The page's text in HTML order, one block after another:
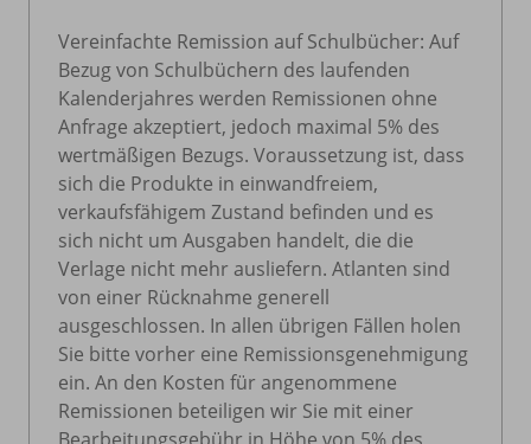
Vereinfachte Remission auf Schulbücher: Auf
Bezug von Schulbüchern des laufenden
Kalenderjahres werden Remissionen ohne
Anfrage akzeptiert, jedoch maximal 5% des
wertmäßigen Bezugs. Voraussetzung ist, dass
sich die Produkte in einwandfreiem,
verkaufsfähigem Zustand befinden und es
sich nicht um Ausgaben handelt, die die
Verlage nicht mehr ausliefern. Atlanten sind
von einer Rücknahme generell
ausgeschlossen. In allen übrigen Fällen holen
Sie bitte vorher eine Remissionsgenehmigung
ein. An den Kosten für angenommene
Remissionen beteiligen wir Sie mit einer